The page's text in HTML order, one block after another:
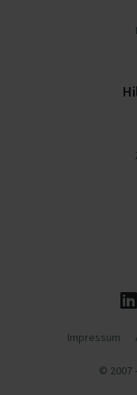
Impressum
© 2007